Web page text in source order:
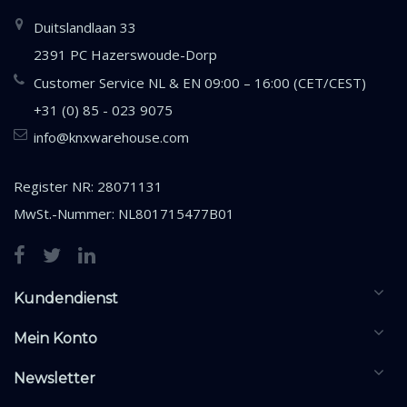
Duitslandlaan 33
2391 PC Hazerswoude-Dorp
Customer Service NL & EN 09:00 – 16:00 (CET/CEST)
+31 (0) 85 - 023 9075
info@knxwarehouse.com
Register NR: 28071131
MwSt.-Nummer: NL801715477B01
Kundendienst
Mein Konto
Newsletter